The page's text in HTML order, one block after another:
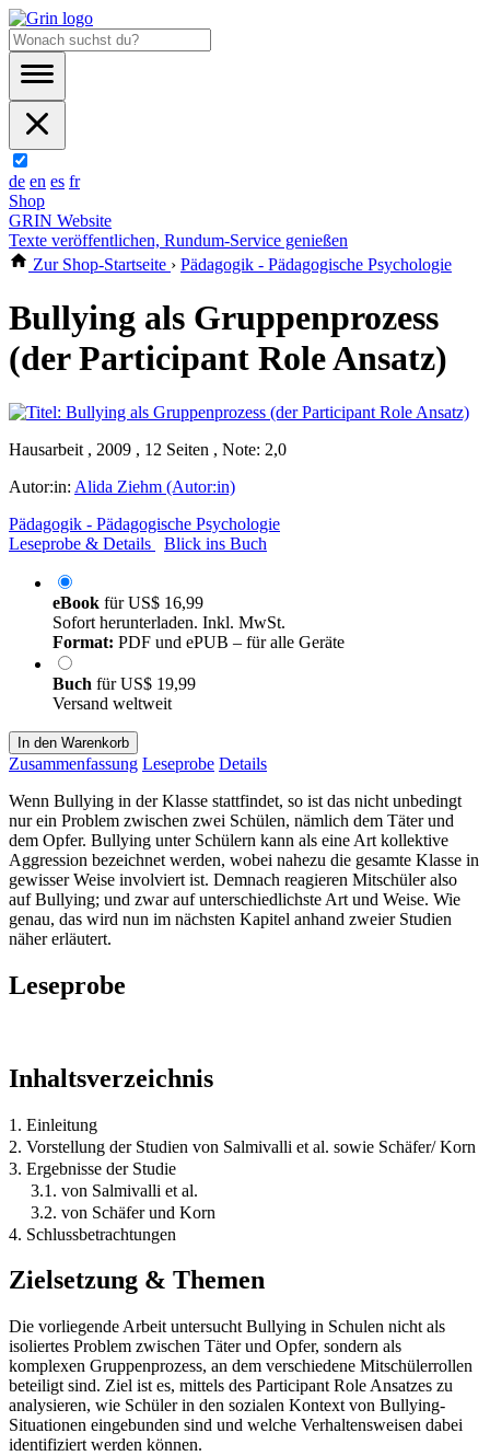
de en es fr
Shop
GRIN Website
Texte veröffentlichen, Rundum-Service genießen
Zur Shop-Startseite › Pädagogik - Pädagogische Psychologie
Bullying als Gruppenprozess
(der Participant Role Ansatz)
Hausarbeit , 2009 , 12 Seiten , Note: 2,0
Autor:in: Alida Ziehm (Autor:in)
Pädagogik - Pädagogische Psychologie
Leseprobe & Details
Blick ins Buch
eBook fürUS$ 16,99
Sofort herunterladen. Inkl. MwSt.
Format: PDF und ePUB – für alle Geräte
Buch fürUS$ 19,99
Versand weltweit
In den Warenkorb
Zusammenfassung Leseprobe Details
Wenn Bullying in der Klasse stattfindet, so ist das nicht unbedingt
nur ein Problem zwischen zwei Schülen, nämlich dem Täter und
dem Opfer. Bullying unter Schülern kann als eine Art kollektive
Aggression bezeichnet werden, wobei nahezu die gesamte Klasse in
gewisser Weise involviert ist. Demnach reagieren Mitschüler also
auf Bullying; und zwar auf unterschiedlichste Art und Weise. Wie
genau, das wird nun im nächsten Kapitel anhand zweier Studien
näher erläutert.
Leseprobe
Inhaltsverzeichnis
1. Einleitung
2. Vorstellung der Studien von Salmivalli et al. sowie Schäfer/ Korn
3. Ergebnisse der Studie
3.1. von Salmivalli et al.
3.2. von Schäfer und Korn
4. Schlussbetrachtungen
Zielsetzung & Themen
Die vorliegende Arbeit untersucht Bullying in Schulen nicht als
isoliertes Problem zwischen Täter und Opfer, sondern als
komplexen Gruppenprozess, an dem verschiedene Mitschülerrollen
beteiligt sind. Ziel ist es, mittels des Participant Role Ansatzes zu
analysieren, wie Schüler in den sozialen Kontext von Bullying-
Situationen eingebunden sind und welche Verhaltensweisen dabei
identifiziert werden können.